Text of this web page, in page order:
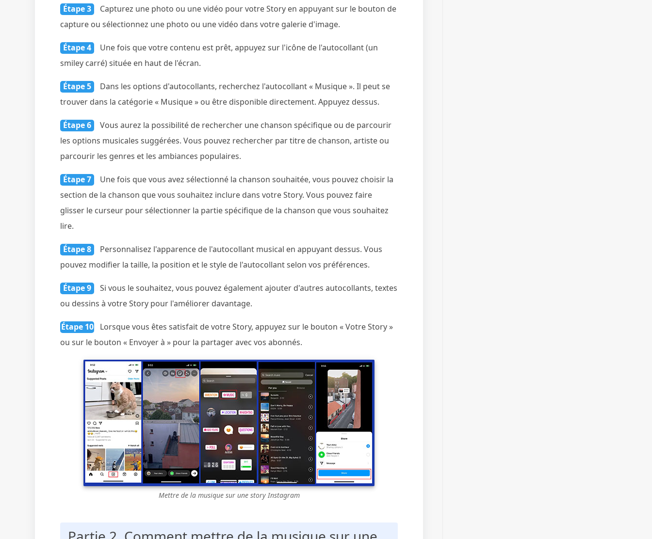
Étape 3
Capturez une photo ou une vidéo pour votre Story en appuyant sur le bouton de
capture ou sélectionnez une photo ou une vidéo dans votre galerie d'image.
Étape 4
Une fois que votre contenu est prêt, appuyez sur l'icône de l'autocollant (un
smiley carré) située en haut de l'écran.
Étape 5
Dans les options d'autocollants, recherchez l'autocollant « Musique ». Il peut se
trouver dans la catégorie « Musique » ou être disponible directement. Appuyez dessus.
Étape 6
Vous aurez la possibilité de rechercher une chanson spécifique ou de parcourir
les options musicales suggérées. Vous pouvez rechercher par titre de chanson, artiste ou
parcourir les genres et les ambiances populaires.
Étape 7
Une fois que vous avez sélectionné la chanson souhaitée, vous pouvez choisir la
section de la chanson que vous souhaitez inclure dans votre Story. Vous pouvez faire
glisser le curseur pour sélectionner la partie spécifique de la chanson que vous souhaitez
lire.
Étape 8
Personnalisez l'apparence de l'autocollant musical en appuyant dessus. Vous
pouvez modifier la taille, la position et le style de l'autocollant selon vos préférences.
Étape 9
Si vous le souhaitez, vous pouvez également ajouter d'autres autocollants, textes
ou dessins à votre Story pour l'améliorer davantage.
Étape 10
Lorsque vous êtes satisfait de votre Story, appuyez sur le bouton « Votre Story »
ou sur le bouton « Envoyer à » pour la partager avec vos abonnés.
Mettre de la musique sur une story Instagram